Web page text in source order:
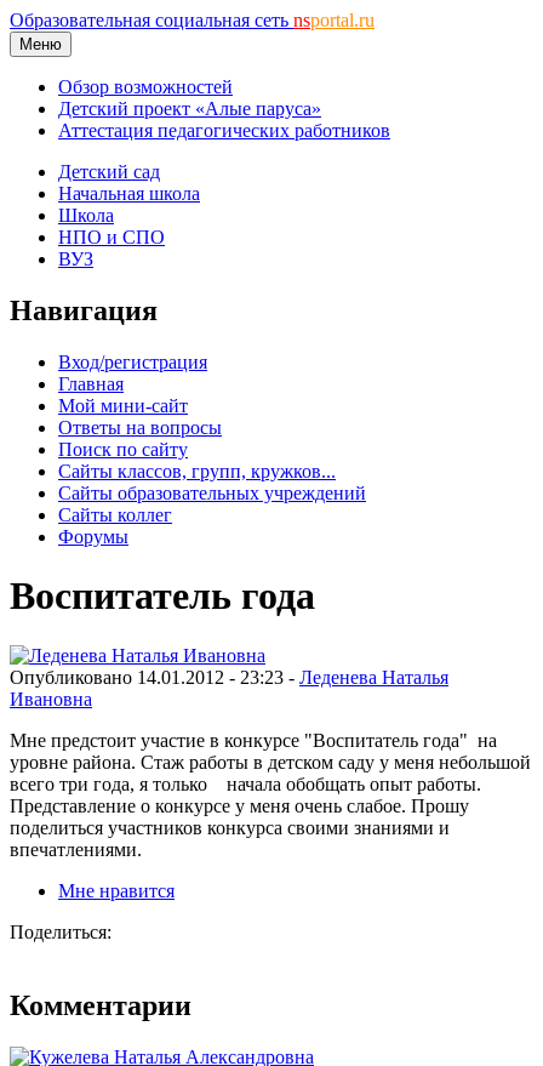
Образовательная социальная сеть nsportal.ru
Меню
Обзор возможностей
Детский проект «Алые паруса»
Аттестация педагогических работников
Детский сад
Начальная школа
Школа
НПО и СПО
ВУЗ
Навигация
Вход/регистрация
Главная
Мой мини-сайт
Ответы на вопросы
Поиск по сайту
Сайты классов, групп, кружков...
Сайты образовательных учреждений
Сайты коллег
Форумы
Воспитатель года
Опубликовано 14.01.2012 - 23:23 - Леденева Наталья
Ивановна
Мне предстоит участие в конкурсе "Воспитатель года" на
уровне района. Стаж работы в детском саду у меня небольшой
всего три года, я только начала обобщать опыт работы.
Представление о конкурсе у меня очень слабое. Прошу
поделиться участников конкурса своими знаниями и
впечатлениями.
Мне нравится
Поделиться:
Комментарии